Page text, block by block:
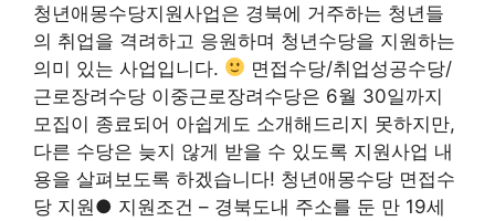
청년애몽수당지원사업은 경북에 거주하는 청년들
의 취업을 격려하고 응원하며 청년수당을 지원하는
의미 있는 사업입니다.
면접수당/취업성공수당/
근로장려수당 이중근로장려수당은 6월 30일까지
모집이 종료되어 아쉽게도 소개해드리지 못하지만,
다른 수당은 늦지 않게 받을 수 있도록 지원사업 내
용을 살펴보도록 하겠습니다! 청년애몽수당 면접수
당 지원● 지원조건 – 경북도내 주소를 둔 만 19세